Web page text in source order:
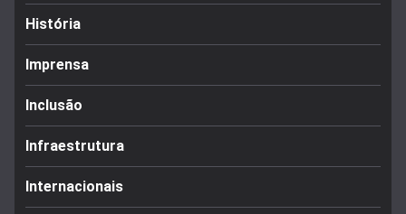
História
Imprensa
Inclusão
Infraestrutura
Internacionais